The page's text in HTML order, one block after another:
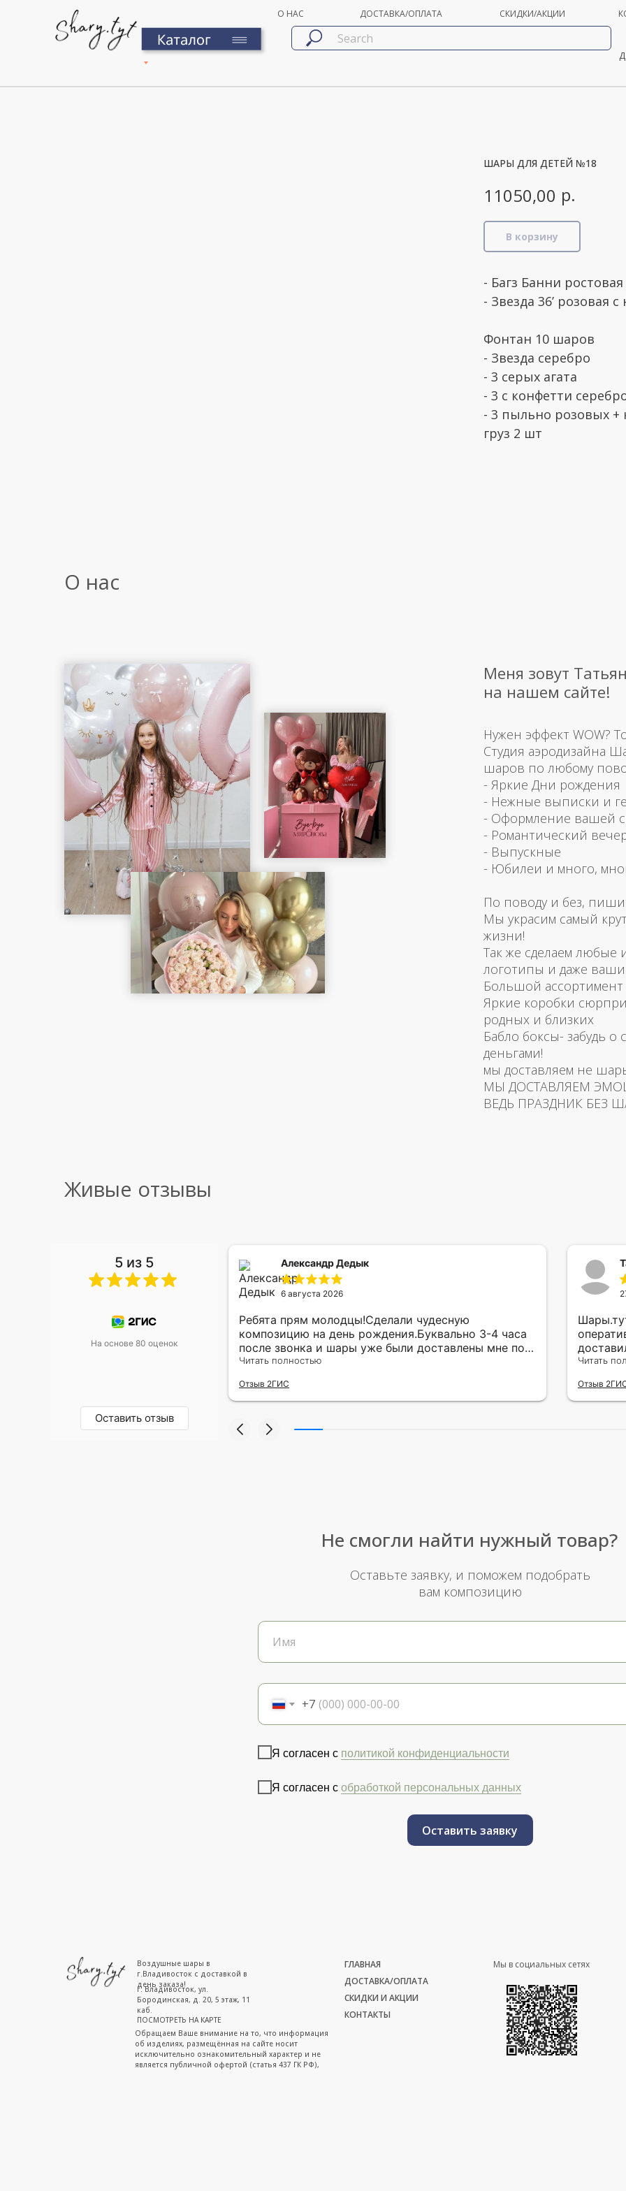
О НАС СКИДКИ/АКЦИИ
ДОСТАВКА/ОПЛАТА
ШАРЫ ДЛЯ ДЕТЕЙ №18
11050,00 р.
В корзину
- Багз Банни
- Звезда 36’ розовая
Фонтан 10 шаров
- Звезда серебро
- 3 серых агата
- 3 с конфетти
- 3 пыльно розовых +
груз 2 шт
О нас
Меня зовут
на нашем сайте!
Нужен эффект WOW?
Студия аэродизайна
шаров по любому
- Яркие Дни рождения
- Нежные выписки и
- Оформление вашей
- Романтический
- Выпускные
- Юбилеи и много,
По поводу и без,
Мы украсим самый
жизни!
Так же сделаем любые
логотипы и даже
Большой
Яркие коробки
родных и близких
Бабло боксы- забудь о
деньгами!
мы доставляем не
МЫ ДОСТАВЛЯЕМ
ВЕДЬ ПРАЗДНИК БЕЗ
Живые отзывы
5 из 5
На основе 80 оценок
Оставить отзыв
уже два раза, отличная
Александр Дедык
6 августа 2026
Ребята прям молодцы!Сделали чудесную
композицию на день рождения.Буквально 3-4 часа
после звонка и шары уже были доставлены мне по
адресу.Качество исполнения и упаковки на 5.Жена
Читать полностью
Отзыв 2ГИС
другу в
Читать
Отзыв
+7
Я согласен с политикой конфиденциальности
Я согласен с обработкой персональных данных
Оставить заявку
Не смогли найти нужный товар?
Оставьте заявку, и поможем подобрать
вам композицию
г. Владивосток, ул.
Бородинская, д. 20, 5 этаж, 11
каб.
ПОСМОТРЕТЬ НА КАРТЕ
ГЛАВНАЯ
ДОСТАВКА/ОПЛАТА
СКИДКИ И АКЦИИ
КОНТАКТЫ
Воздушные шары в
г.Владивосток с доставкой в
день заказа!
Мы в социальных сетях
Обращаем Ваше внимание на то, что информация
об изделиях, размещённая на сайте носит
исключительно ознакомительный характер и не
является публичной офертой (статья 437 ГК РФ),